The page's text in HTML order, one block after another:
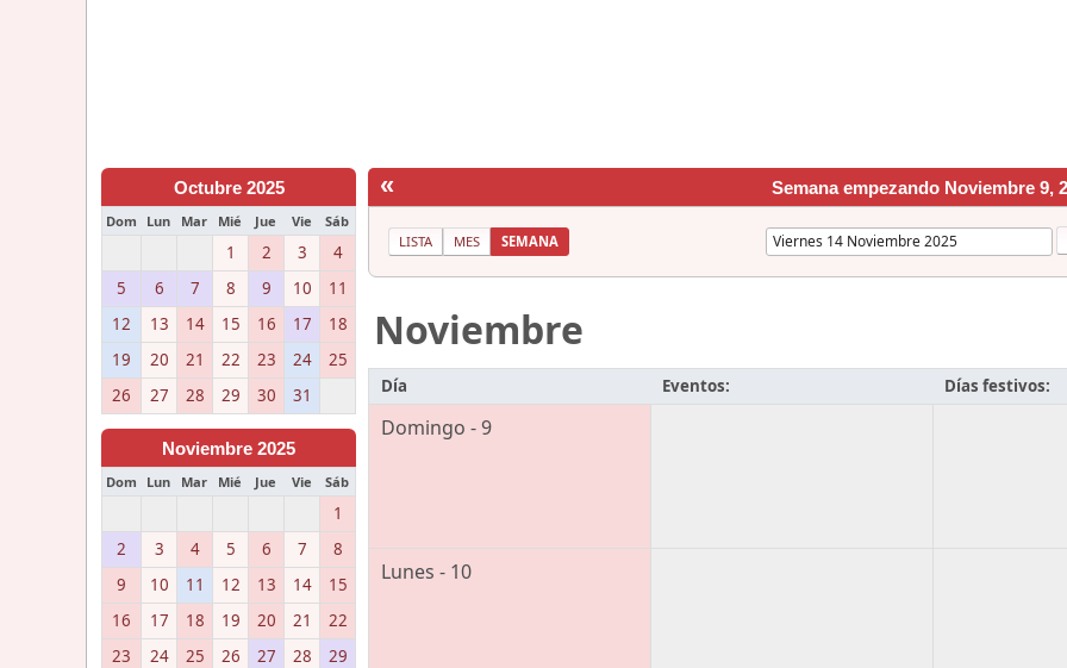
Octubre 2025
Dom Lun Mar Mié Jue Vie Sáb
1 2 3
4
5
6 7 8 9 10
11
12
13 14 15 16 17
18
19
20 21 22 23 24
25
26
27 28 29 30 31
Noviembre 2025
Dom Lun Mar Mié Jue Vie Sáb
1
2
3 4 5 6 7
8
9
10 11 12 13 14
15
16
17 18 19 20 21
22
23
24 25 26 27 28
29
« Semana empezando Noviembre 9,
LISTA MES SEMANA
Noviembre
Día Eventos: Días festivos:
Domingo - 9
Lunes - 10